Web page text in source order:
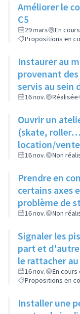
Améliorer le
C5
29 mars
En
Propositions en
Instaurer au
provenant
servis au sein
16 nov. Réalisée
Ouvrir un
(skate,
location/
16 nov. Non
Prendre en
certains axes
problème de
vélos avant
16 nov. Non
Signaler les
part et
le rattacher
à la route de
16 nov.
En
Propositions en
Installer une